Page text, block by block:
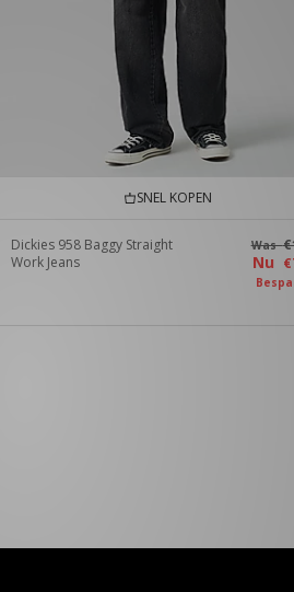
SNEL KOPEN
Dickies 958 Baggy Straight
Work Jeans
Was
Nu